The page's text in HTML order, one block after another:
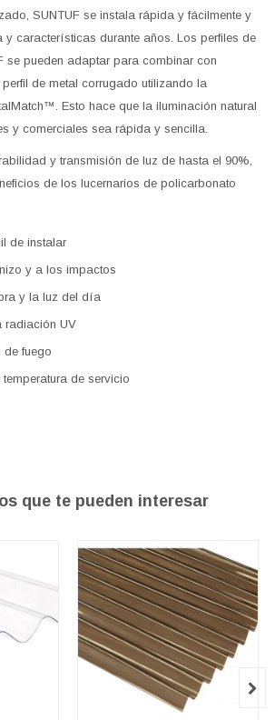
SUNTUF se instala rápida y fácilmente y
y características durante años. Los perfiles de
se pueden adaptar para combinar con
de metal corrugado utilizando la
Esto hace que la iluminación natural
y comerciales sea rápida y sencilla.
y transmisión de luz de hasta el 90%,
de los lucernarios de policarbonato
de instalar
y a los impactos
y la luz del día
radiación UV
de fuego
de servicio
que te pueden interesar
